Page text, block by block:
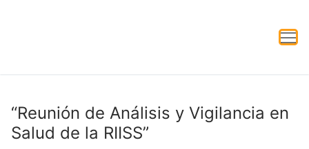
“Reunión de Análisis y Vigilancia en
Salud de la RIISS”